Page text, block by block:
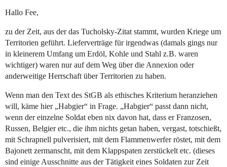
Hallo Fee,
zu der Zeit, aus der das Tucholsky-Zitat stammt, wurden Kriege um
Territorien geführt. Lieferverträge für irgendwas (damals gings nur
in kleinerem Umfang um Erdöl, Kohle und Stahl z.B. waren
wichtiger) waren nur auf dem Weg über die Annexion oder
anderweitige Herrschaft über Territorien zu haben.
Wenn man den Text des StGB als ethisches Kriterium heranziehen
will, käme hier „Habgier“ in Frage. „Habgier“ passt dann nicht,
wenn der einzelne Soldat eben nix davon hat, dass er Franzosen,
Russen, Belgier etc., die ihm nichts getan haben, vergast, totschießt,
mit Schrapnell pulverisiert, mit dem Flammenwerfer röstet, mit dem
Bajonett zermanscht, mit dem Klappspaten zerstückelt etc. (dieses
sind einige Ausschnitte aus der Tätigkeit eines Soldaten zur Zeit